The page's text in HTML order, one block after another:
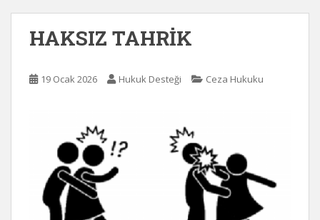
HAKSIZ TAHRİK
19 Ocak 2026 Hukuk Desteği Ceza Hukuku